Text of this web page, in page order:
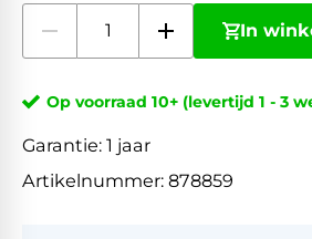
In
Op voorraad 10+ (levertijd 1 - 3
Garantie: 1 jaar
Artikelnummer: 878859